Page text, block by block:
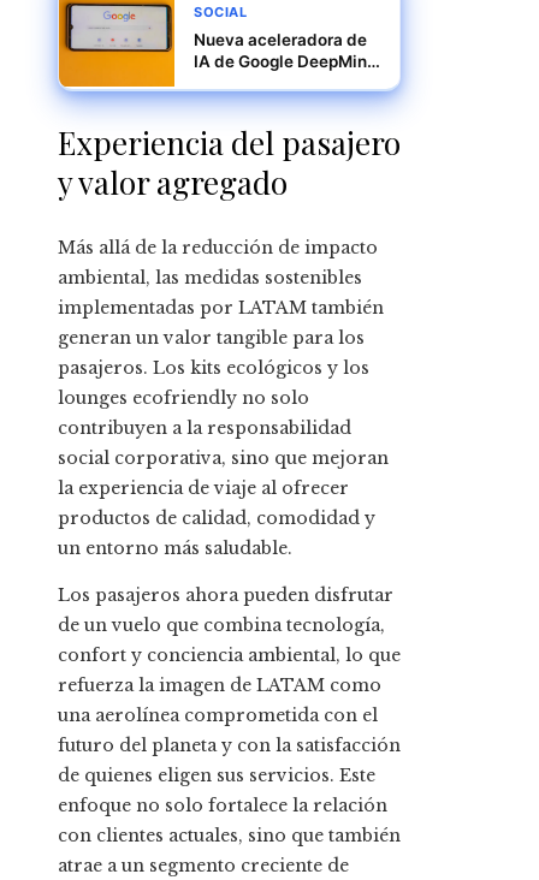
SOCIAL
Nueva aceleradora de
IA de Google DeepMind
ambientales asiáticos
Experiencia del pasajero
y valor agregado
Más allá de la reducción de impacto
ambiental, las medidas sostenibles
implementadas por LATAM también
generan un valor tangible para los
pasajeros. Los kits ecológicos y los
lounges ecofriendly no solo
contribuyen a la responsabilidad
social corporativa, sino que mejoran
la experiencia de viaje al ofrecer
productos de calidad, comodidad y
un entorno más saludable.
Los pasajeros ahora pueden disfrutar
de un vuelo que combina tecnología,
confort y conciencia ambiental, lo que
refuerza la imagen de LATAM como
una aerolínea comprometida con el
futuro del planeta y con la satisfacción
de quienes eligen sus servicios. Este
enfoque no solo fortalece la relación
con clientes actuales, sino que también
atrae a un segmento creciente de